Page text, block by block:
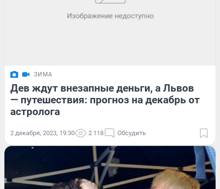
ЗИМА
Дев ждут внезапные деньги, а Львов
— путешествия: прогноз на декабрь от
астролога
2 декабря, 2023, 19:30 2 118 Обсудить